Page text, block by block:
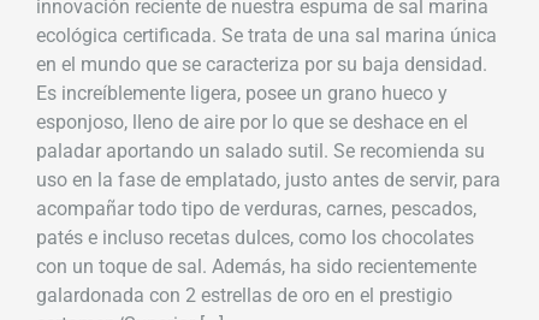
innovación reciente de nuestra espuma de sal marina
ecológica certificada. Se trata de una sal marina única
en el mundo que se caracteriza por su baja densidad.
Es increíblemente ligera, posee un grano hueco y
esponjoso, lleno de aire por lo que se deshace en el
paladar aportando un salado sutil. Se recomienda su
uso en la fase de emplatado, justo antes de servir, para
acompañar todo tipo de verduras, carnes, pescados,
patés e incluso recetas dulces, como los chocolates
con un toque de sal. Además, ha sido recientemente
galardonada con 2 estrellas de oro en el prestigio